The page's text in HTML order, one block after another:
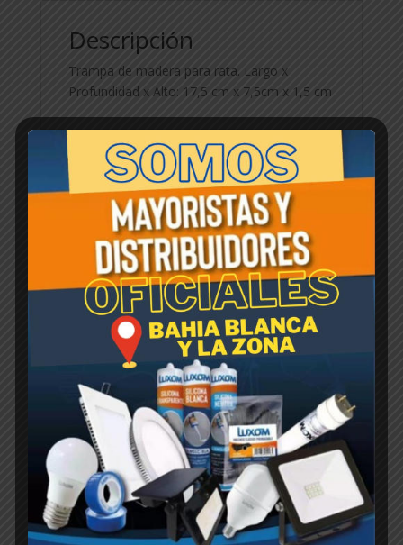
Descripción
Trampa de madera para rata. Largo x
Profundidad x Alto: 17,5 cm x 7,5cm x 1,5 cm
Productos relacionados